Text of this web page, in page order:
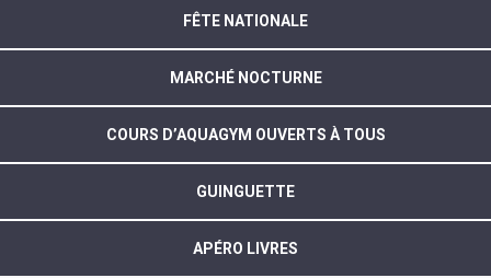
FÊTE NATIONALE
MARCHÉ NOCTURNE
COURS D’AQUAGYM OUVERTS À TOUS
GUINGUETTE
APÉRO LIVRES